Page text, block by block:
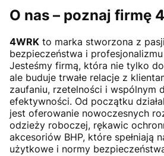
O nas – poznaj firmę
4WRK to marka stworzona z
bezpieczeństwa i
Jesteśmy firmą, która nie tylko
ale buduje trwałe relacje z
zaufaniu, rzetelności i wspólnym
efektywności. Od początku
jest oferowanie nowoczesnych
odzieży roboczej, rękawic
akcesoriów BHP, które spełniają
użytkowe i normy